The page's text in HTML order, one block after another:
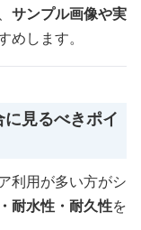
サンプル画像や実
めします。
見るべきポイ
利用が多い方がシ
耐水性・耐久性を